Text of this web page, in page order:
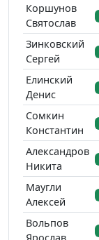
Коршунов
Святослав
Зинковский
Сергей
Елинский
Денис
Сомкин
Константин
Александров
Никита
Маугли
Алексей
Вольпов